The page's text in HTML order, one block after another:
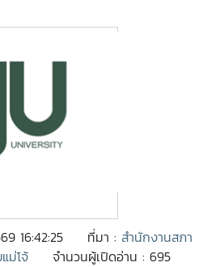
16:42:25 ที่มา : สำนักงานสภา
ม่โจ้
จำนวนผู้เปิดอ่าน : 695